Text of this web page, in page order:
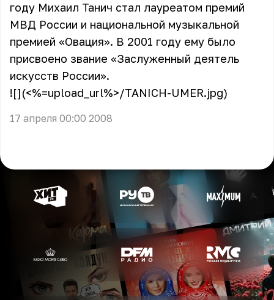
году Михаил Танич стал лауреатом премий
МВД России и национальной музыкальной
премией «Овация». В 2001 году ему было
присвоено звание «Заслуженный деятель
искусств России».
![](<%=upload_url%>/TANICH-UMER.jpg)
17 апреля 00:00 2008